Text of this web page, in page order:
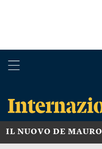
IL NUOVO DE MAURO